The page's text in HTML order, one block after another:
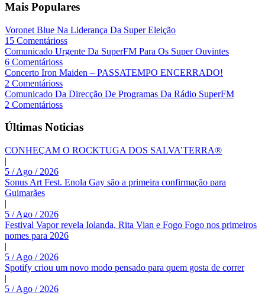
Mais Populares
Voronet Blue Na Liderança Da Super Eleição
15 Comentárioss
Comunicado Urgente Da SuperFM Para Os Super Ouvintes
6 Comentárioss
Concerto Iron Maiden – PASSATEMPO ENCERRADO!
2 Comentárioss
Comunicado Da Direcção De Programas Da Rádio SuperFM
2 Comentárioss
Últimas Noticias
CONHEÇAM O ROCKTUGA DOS SALVA’TERRA®
|
5 / Ago / 2026
Sonus Art Fest. Enola Gay são a primeira confirmação para
Guimarães
|
5 / Ago / 2026
Festival Vapor revela Iolanda, Rita Vian e Fogo Fogo nos primeiros
nomes para 2026
|
5 / Ago / 2026
Spotify criou um novo modo pensado para quem gosta de correr
|
5 / Ago / 2026